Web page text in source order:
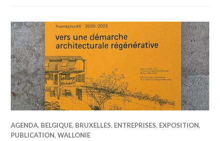
AGENDA, BELGIQUE, BRUXELLES, ENTREPRISES, EXPOSITION,
PUBLICATION,WALLONIE